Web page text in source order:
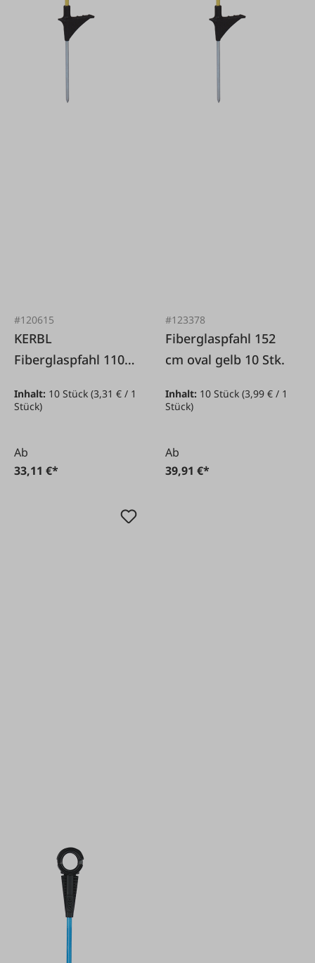
#120615
KERBL
Fiberglaspfahl 110
Inhalt: 10 Stück (3,31 € / 1
Stück)
Ab
33,11 €*
#123378
Fiberglaspfahl 152
cm oval gelb 10 Stk.
Inhalt: 10 Stück(3,99 € / 1
Stück)
Ab
39,91 €*